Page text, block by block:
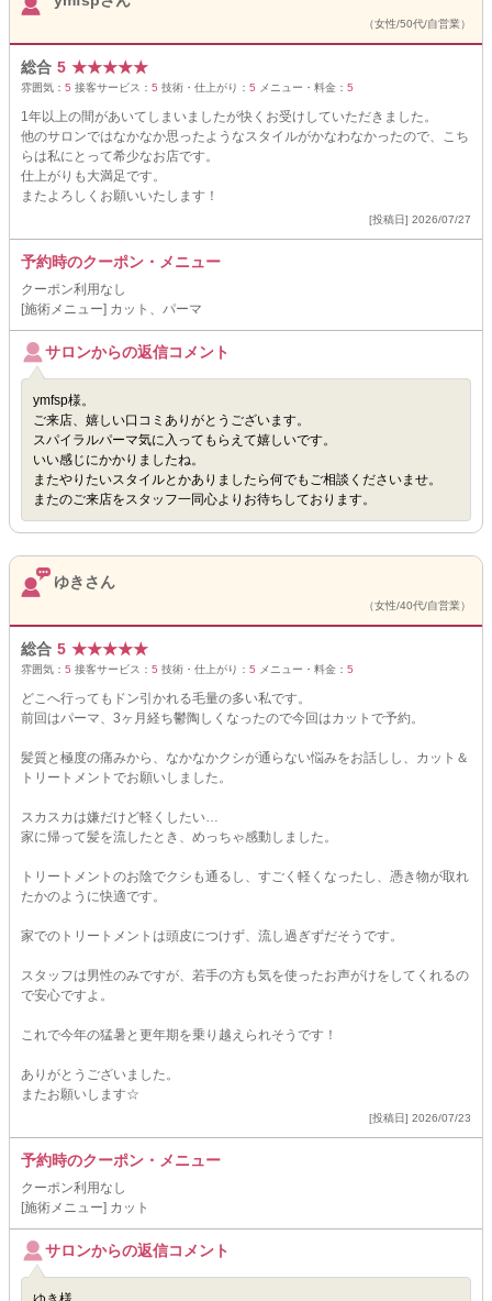
（女性/50代/自営業）
総合 5 ★★★★★
雰囲気： 5 接客サービス： 5 技術・仕上がり： 5 メニュー・料金： 5
1年以上の間があいてしまいましたが快くお受けしていただきました。
他のサロンではなかなか思ったようなスタイルがかなわなかったので、こち
らは私にとって希少なお店です。
仕上がりも大満足です。
またよろしくお願いいたします！
[投稿日] 2026/07/27
予約時のクーポン・メニュー
クーポン利用なし
[施術メニュー] カット、パーマ
サロンからの返信コメント
ymfsp様。
ご来店、嬉しい口コミありがとうございます。
スパイラルパーマ気に入ってもらえて嬉しいです。
いい感じにかかりましたね。
またやりたいスタイルとかありましたら何でもご相談くださいませ。
またのご来店をスタッフ一同心よりお待ちしております。
ゆきさん
（女性/40代/自営業）
総合 5 ★★★★★
雰囲気： 5 接客サービス： 5 技術・仕上がり： 5 メニュー・料金： 5
どこへ行ってもドン引かれる毛量の多い私です。
前回はパーマ、3ヶ月経ち鬱陶しくなったので今回はカットで予約。
髪質と極度の痛みから、なかなかクシが通らない悩みをお話しし、カット＆
トリートメントでお願いしました。
スカスカは嫌だけど軽くしたい…
家に帰って髪を流したとき、めっちゃ感動しました。
トリートメントのお陰でクシも通るし、すごく軽くなったし、憑き物が取れ
たかのように快適です。
家でのトリートメントは頭皮につけず、流し過ぎずだそうです。
スタッフは男性のみですが、若手の方も気を使ったお声がけをしてくれるの
で安心ですよ。
これで今年の猛暑と更年期を乗り越えられそうです！
ありがとうございました。
またお願いします☆
[投稿日] 2026/07/23
予約時のクーポン・メニュー
クーポン利用なし
[施術メニュー] カット
サロンからの返信コメント